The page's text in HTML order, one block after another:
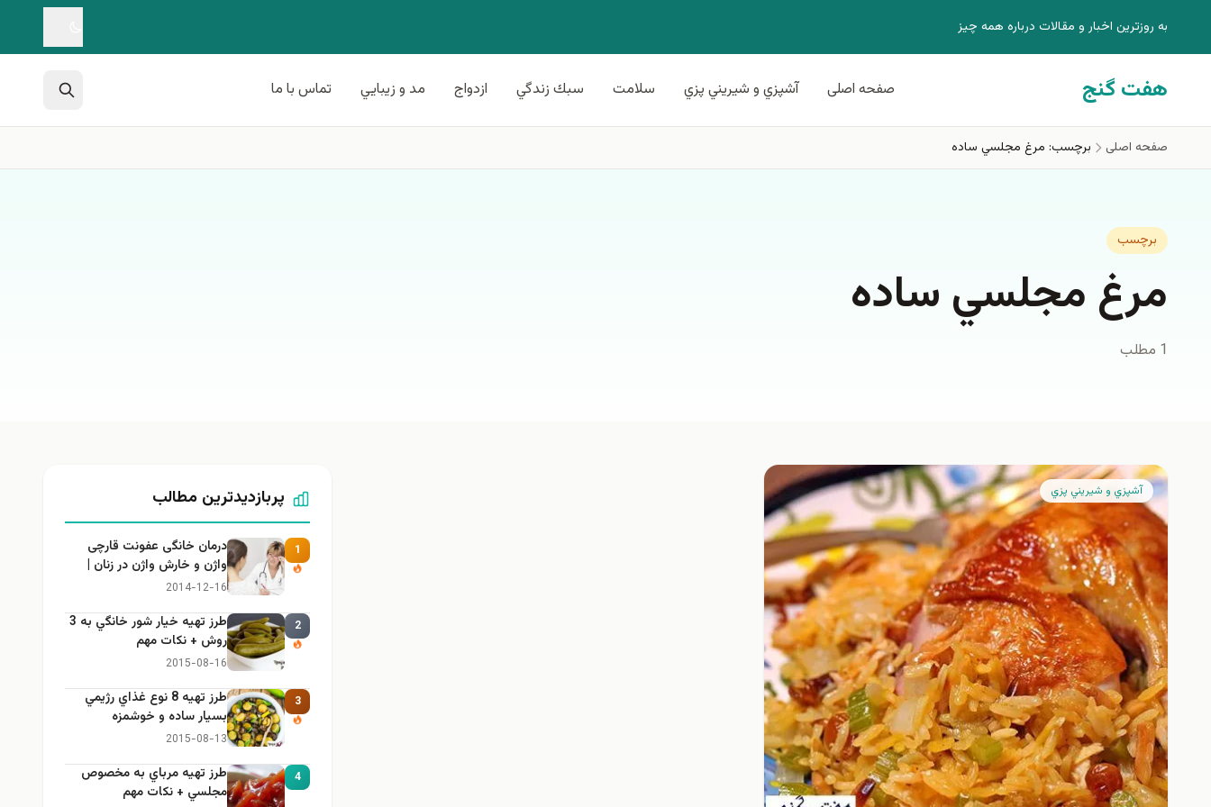
به روزترين اخبار و مقالات درباره همه چيز
هفت گنج صفحه اصلی آشپزي و شيريني پزي سلامت سبك زندگي ازدواج مد و زيبايي تماس با ما
صفحه اصلی برچسب: مرغ مجلسي ساده
برچسب
مرغ مجلسي ساده
1 مطلب
آشپزي و شيريني پزي پربازدیدترین مطالب
1
درمان خانگی عفونت قارچی
واژن و خارش واژن در زنان |
راهنمای کامل، ایمن و کاربردی
2014-12-16
2
طرز تهيه خیار شور خانگي به 3
روش + نكات مهم
2015-08-16
3
طرز تهيه 8 نوع غذاي رژيمي
بسيار ساده و خوشمزه
2015-08-13
4
طرز تهيه مرباي به مخصوص
مجلسي + نكات مهم